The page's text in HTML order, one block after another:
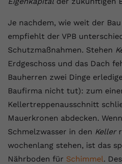
Je nachdem, wie weit der
empfiehlt der VPB
Schutzmaßnahmen. Stehen
Erdgeschoss und das Dach
Bauherren zwei Dinge
Baufirma nicht tut): zum
Kellertreppenausschnitt
Mauerkronen abdecken.
Schmelzwasser in den Keller
wochenlang stehen, ist das
Nährboden für Schimmel.
Laufzeit 2 Jahre
YouTube setzt
eingebettete
registriert
Anbieter Youtube.com